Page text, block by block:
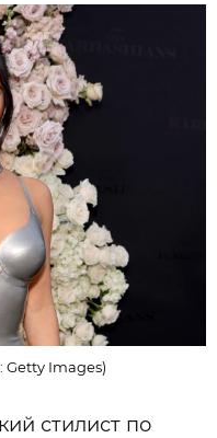
Images)
стилист по